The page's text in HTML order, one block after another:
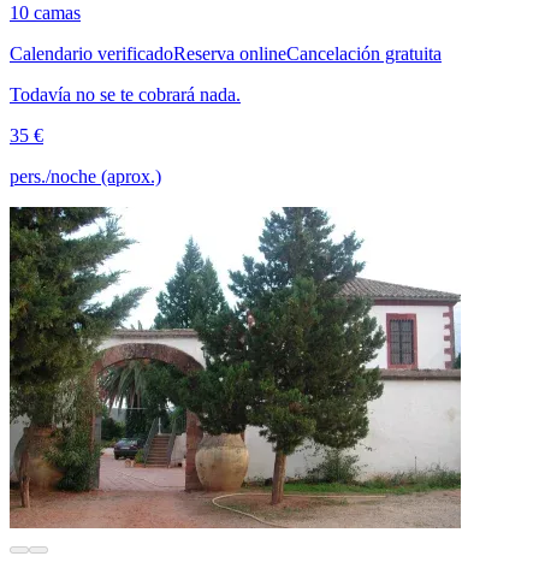
10 camas
Calendario verificadoReserva onlineCancelación gratuita
Todavía no se te cobrará nada.
35 €
pers./noche (aprox.)